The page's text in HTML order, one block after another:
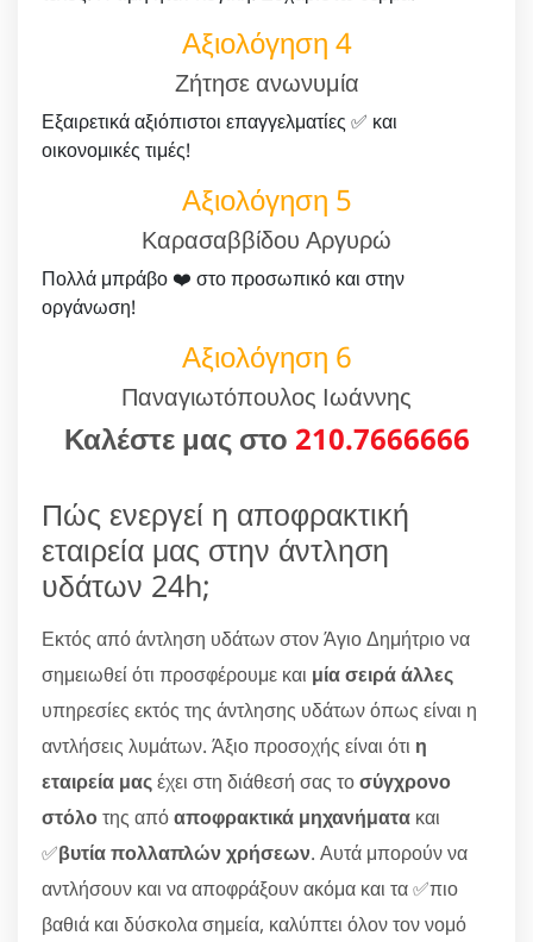
Αξιολόγηση 4
Ζήτησε ανωνυμία
Εξαιρετικά αξιόπιστοι επαγγελματίες ✅ και
οικονομικές τιμές!
Αξιολόγηση 5
Καρασαββίδου Αργυρώ
Πολλά μπράβο ❤️ στο προσωπικό και στην
οργάνωση!
Αξιολόγηση 6
Παναγιωτόπουλος Ιωάννης
Καλέστε μας στο 210.7666666
Πώς ενεργεί η αποφρακτική
εταιρεία μας στην άντληση
υδάτων 24h;
Εκτός από άντληση υδάτων στον Άγιο Δημήτριο να
σημειωθεί ότι προσφέρουμε και μία σειρά άλλες
υπηρεσίες εκτός της άντλησης υδάτων όπως είναι η
αντλήσεις λυμάτων. Άξιο προσοχής είναι ότι η
εταιρεία μαςέχει στη διάθεσή σας τοσύγχρονο
στόλοτης απόαποφρακτικά μηχανήματα και
✅βυτία πολλαπλών χρήσεων. Αυτά μπορούν να
αντλήσουν και να αποφράξουν ακόμα και τα ✅πιο
βαθιά και δύσκολα σημεία, καλύπτει όλον τον νομό